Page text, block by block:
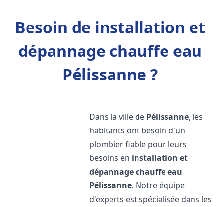
Besoin de installation et
dépannage chauffe eau
Pélissanne ?
Dans la ville de Pélissanne, les
habitants ont besoin d'un
plombier fiable pour leurs
besoins en installation et
dépannage chauffe eau
Pélissanne. Notre équipe
d'experts est spécialisée dans les